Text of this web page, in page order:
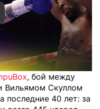
видео YouTube
, бой между
Вильямом Скуллом
последние 40 лет: за